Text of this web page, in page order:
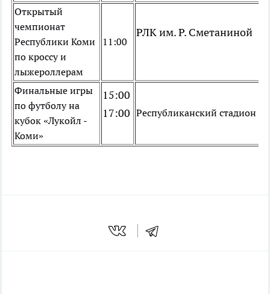
Открытый
чемпионат
Республики Коми
по кроссу и
лыжероллерам
11:00
РЛК им. Р. Сметаниной
Финальные игры
по футболу на
кубок «Лукойл -
Коми»
15:00
17:00 Республиканский стадион